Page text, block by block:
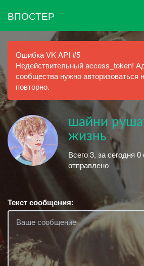
ВПОСТЕР
Ошибка VK API #5
Недействительный access_token!
сообщества нужно авторизоваться
повторно.
шайни
жизнь
Всего 3, за сегодня
отправлено
Текст сообщения: